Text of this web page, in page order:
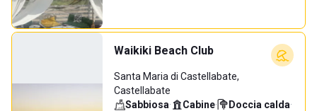
Waikiki Beach Club
Santa Maria di Castellabate,
Castellabate
Sabbiosa· Cabine· Doccia calda·